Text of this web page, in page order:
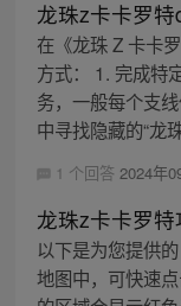
龙珠z卡卡罗
在《龙珠 Z 卡卡
方式： 1. 完成特
务，一般每个支
中寻找隐藏的“龙
1 个回答 2024年
龙珠z卡卡罗特
以下是为您提供
地图中，可快速